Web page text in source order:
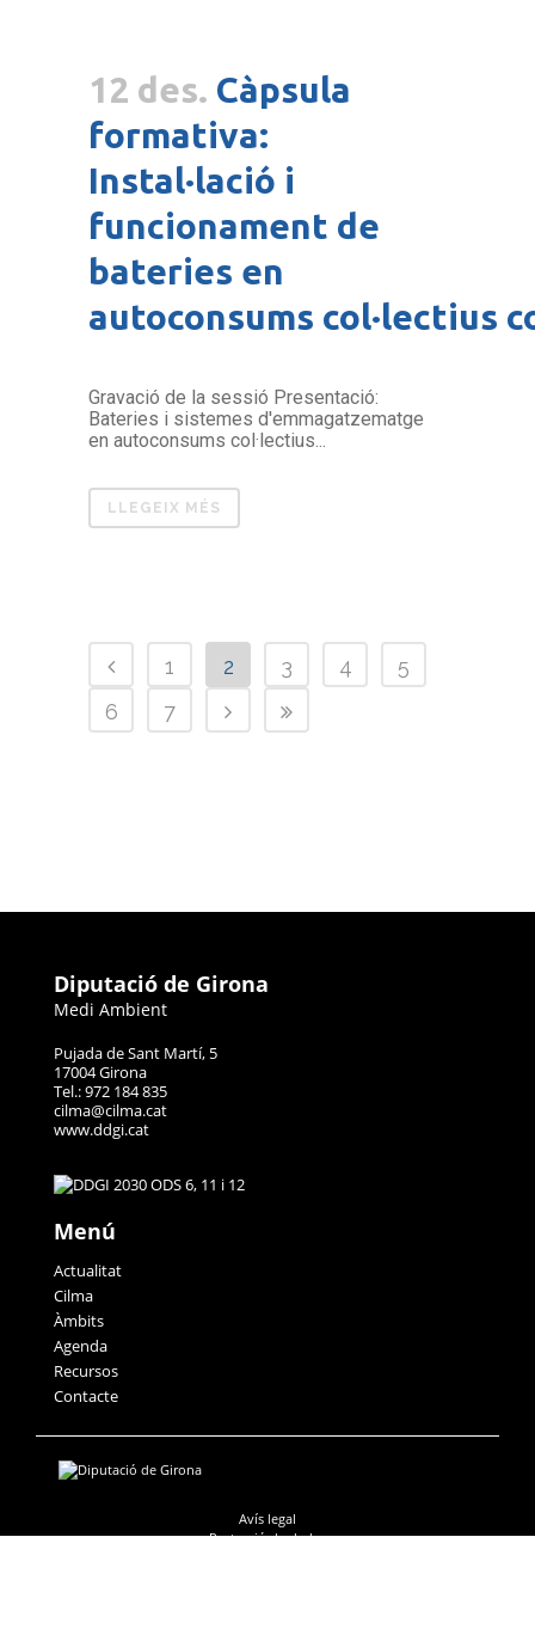
12 des. Càpsula
formativa:
Instal·lació i
funcionament de
bateries en
autoconsums col·lectius
Gravació de la sessió Presentació:
Bateries i sistemes d'emmagatzematge
en autoconsums col·lectius...
LLEGEIX MÉS
1 2 3 4
5
6
7
Diputació de Girona
Medi Ambient
Pujada de Sant Martí, 5
17004 Girona
Tel.: 972 184 835
cilma@cilma.cat
www.ddgi.cat
Menú
Actualitat
Cilma
Àmbits
Agenda
Recursos
Contacte
Avís legal
Protecció de dades